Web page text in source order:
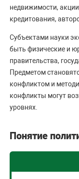
недвижимости,
кредитования,
Субъектами науки
быть физические и
правительства,
Предметом
конфликтом и
конфликты могут
уровнях.
Понятие